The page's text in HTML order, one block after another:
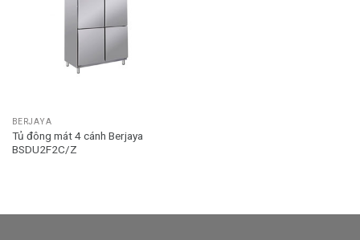
BERJAYA
Tủ đông mát 4 cánh Berjaya
BSDU2F2C/Z